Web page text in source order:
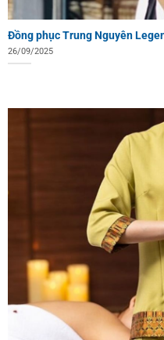
Đồng phục Trung Nguyên
26/09/2025